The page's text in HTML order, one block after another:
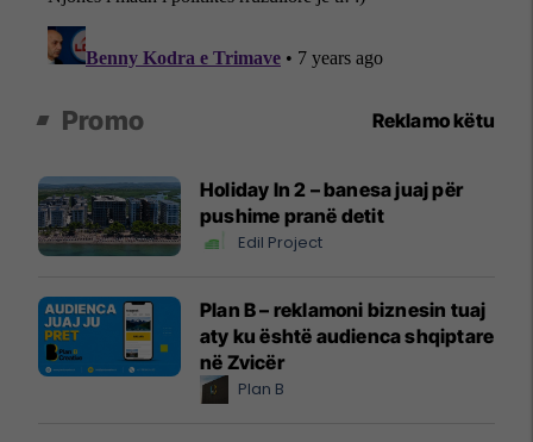
Promo Reklamo këtu
Holiday In 2 – banesa juaj për
pushime pranë detit
Edil Project
Plan B – reklamoni biznesin tuaj
aty ku është audienca shqiptare
në Zvicër
Plan B